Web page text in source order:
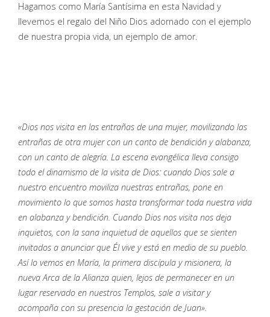
Hagamos como María Santísima en esta Navidad y
llevemos el regalo del Niño Dios adornado con el ejemplo
de nuestra propia vida, un ejemplo de amor.
«Dios nos visita en las entrañas de una mujer, movilizando las
entrañas de otra mujer con un canto de bendición y alabanza,
con un canto de alegría. La escena evangélica lleva consigo
todo el dinamismo de la visita de Dios: cuando Dios sale a
nuestro encuentro moviliza nuestras entrañas, pone en
movimiento lo que somos hasta transformar toda nuestra vida
en alabanza y bendición. Cuando Dios nos visita nos deja
inquietos, con la sana inquietud de aquellos que se sienten
invitados a anunciar que Él vive y está en medio de su pueblo.
Así lo vemos en María, la primera discípula y misionera, la
nueva Arca de la Alianza quien, lejos de permanecer en un
lugar reservado en nuestros Templos, sale a visitar y
acompaña con su presencia la gestación de Juan».